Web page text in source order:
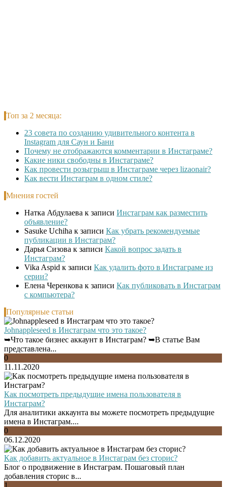
Топ за 2 месяца:
23 совета по созданию удивительного контента в
Instagram для Саун и Бани
Почему не отображаются комментарии в Инстаграме?
Какие ники свободны в Инстаграме?
Как провести розыгрыш в Инстаграме через lizaonair?
Как вести Инстаграм в одном стиле?
Мнения гостей
Натка Абдулаева к записи Инстаграм как разместить
объявление?
Sasuke Uchiha к записи Как убрать рекомендуемые
публикации в Инстаграм?
Дарья Сизова к записи Какой вопрос задать в
Инстаграм?
Vika Aspid к записи Как удалить фото в Инстаграме из
серии?
Елена Черенкова к записи Как публиковать в Инстаграм
с компьютера?
Популярные статьи
Johnappleseed в Инстаграм что это такое?
➥Что такое бизнес аккаунт в Инстаграм? ➥В статье Вам
представлена...
0
11.11.2020
Как посмотреть предыдущие имена пользователя в
Инстаграм?
Для аналитики аккаунта вы можете посмотреть предыдущие
имена в Инстаграм....
0
06.12.2020
Как добавить актуальное в Инстаграм без сторис?
Блог о продвижение в Инстаграм. Пошаговый план
добавления сторис в...
1